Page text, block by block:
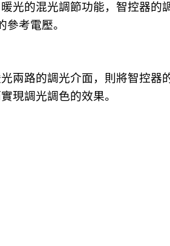
光的混光調節功能，智控器的
參考電壓。
兩路的調光介面，則將智控器
現調光調色的效果。